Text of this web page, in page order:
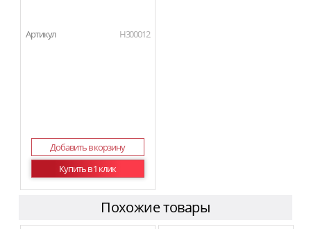
Артикул H300012
Добавить в корзину
Купить в 1 клик
Похожие товары